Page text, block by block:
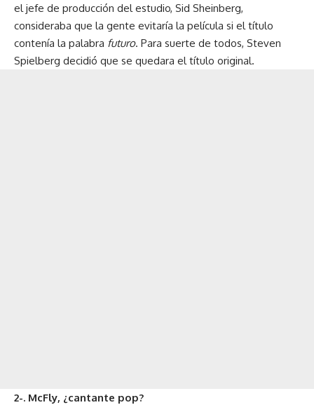
el jefe de producción del estudio, Sid Sheinberg,
consideraba que la gente evitaría la película si el título
contenía la palabra futuro. Para suerte de todos, Steven
Spielberg decidió que se quedara el título original.
2-. McFly, ¿cantante pop?